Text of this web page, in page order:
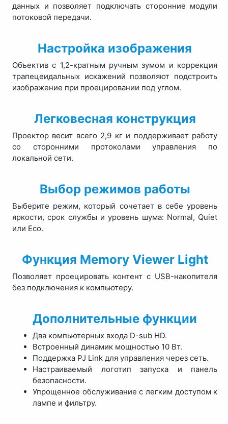
данных и позволяет подключать сторонние модули
потоковой передачи.
Настройка изображения
Объектив с 1,2-кратным ручным зумом и коррекция
трапецеидальных искажений позволяют подстроить
изображение при проецировании под углом.
Легковесная конструкция
Проектор весит всего 2,9 кг и поддерживает работу
со сторонними протоколами управления по
локальной сети.
Выбор режимов работы
Выберите режим, который сочетает в себе уровень
яркости, срок службы и уровень шума: Normal, Quiet
или Eco.
Функция Memory Viewer Light
Позволяет проецировать контент с USB-накопителя
без подключения к компьютеру.
Дополнительные функции
Два компьютерных входа D-sub HD.
Встроенный динамик мощностью 10 Вт.
Поддержка PJ Link для управления через сеть.
Настраиваемый логотип запуска и панель
безопасности.
Упрощенное обслуживание с легким доступом к
лампе и фильтру.